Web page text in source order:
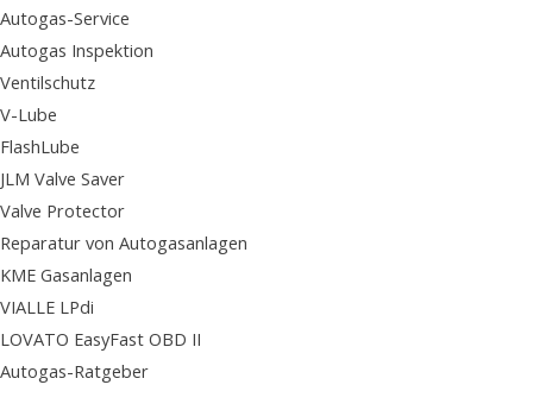
Autogas-Service
Autogas Inspektion
Ventilschutz
V-Lube
FlashLube
JLM Valve Saver
Valve Protector
Reparatur von Autogasanlagen
KME Gasanlagen
VIALLE LPdi
LOVATO EasyFast OBD II
Autogas-Ratgeber